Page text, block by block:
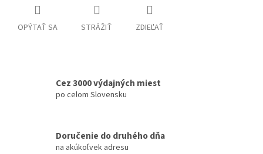
OPÝTAŤ SA STRÁŽIŤ ZDIEĽAŤ
Cez 3000 výdajných miest
po celom Slovensku
Doručenie do druhého dňa
na akúkoľvek adresu